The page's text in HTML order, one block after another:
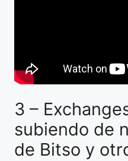
3 –
subiendo de
de Bitso y